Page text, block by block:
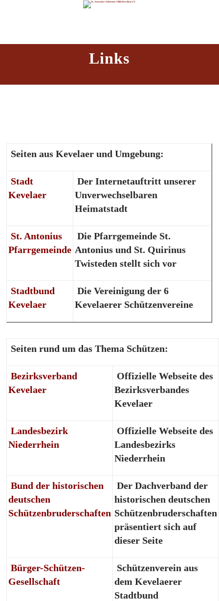
Links
Seiten aus Kevelaer und Umgebung:
Stadt
Kevelaer
Der Internetauftritt unserer
Unverwechselbaren
Heimatstadt
St. Antonius
Pfarrgemeinde
Die Pfarrgemeinde St.
Antonius und St. Quirinus
Twisteden stellt sich vor
Stadtbund
Kevelaer
Die Vereinigung der 6
Kevelaerer Schützenvereine
Seiten rund um das Thema Schützen:
Bezirksverband
Kevelaer
Offizielle Webseite des
Bezirksverbandes
Kevelaer
Landesbezirk
Niederrhein
Offizielle Webseite des
Landesbezirks
Niederrhein
Bund der historischen
deutschen
Schützenbruderschaften
Der Dachverband der
historischen deutschen
Schützenbruderschaften
präsentiert sich auf
dieser Seite
Bürger-Schützen-
Gesellschaft
Schützenverein aus
dem Kevelaerer
Stadtbund